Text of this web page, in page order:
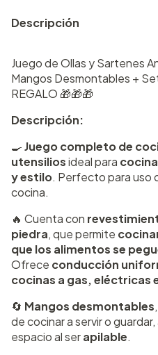
Descripción
Juego de Ollas y Sartenes
Mangos Desmontables +
REGALO 🎁🎁🎁
Descripción:
🍳Juego completo de
utensiliosideal para
y estilo. Perfecto para uso
cocina.
🔥 Cuenta con
piedra, que permite
que los alimentos se
Ofrece conducción
cocinas a gas, eléctricas
🔄 Mangos desmontables
de cocinar a servir o
espacio al serapilable.